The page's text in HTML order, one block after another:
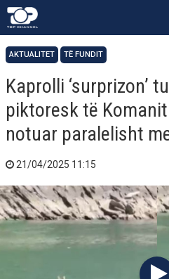
AKTUALITET TË FUNDIT
Kaprolli ‘surprizon’
piktoresk të
notuar paralelisht
21/04/2025 11:15